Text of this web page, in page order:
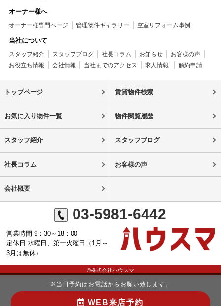
オーナー様へ
オーナー様専門ページ 管理物件ギャラリー 空室リフォーム事例
当社について
スタッフ紹介 スタッフブログ 社長コラム お知らせ
お客様の声
お役立ち情報
会社情報 当社までのアクセス 求人情報 解約申請
トップページ 賃貸物件検索
お気に入り物件一覧 物件閲覧履歴
スタッフ紹介 スタッフブログ
社長コラム お客様の声
会社概要
03-5981-6442
営業時間 9：30～18：00
定休日 水曜日、第一火曜日（1月～
3月は無休）
©株式会社ハウスマ
※当日予約はお電話からお願い致します。
WEB来店予約